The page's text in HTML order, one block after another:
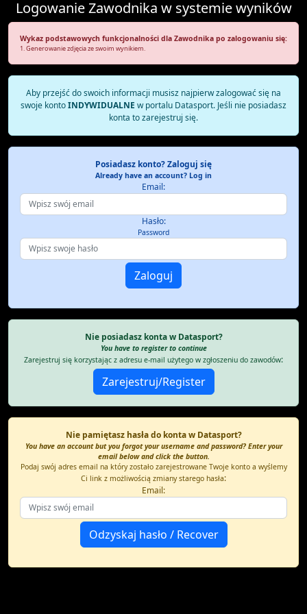
Logowanie Zawodnika w systemie wyników
Wykaz podstawowych funkcjonalności dla Zawodnika po zalogowaniu się:
1. Generowanie zdjęcia ze swoim wynikiem.
Aby przejść do swoich informacji musisz najpierw zalogować się na
swoje kontoINDYWIDUALNE w portalu Datasport. Jeśli nie posiadasz
konta to zarejestruj się.
Posiadasz konto? Zaloguj się
Already have an account? Log in
Email:
Hasło:
Password
Nie posiadasz konta w Datasport?
You have to register to continue
Zarejestruj się korzystając z adresu e-mail użytego w zgłoszeniu do zawodów:
Nie pamiętasz hasła do konta w Datasport?
You have an account but you forgot your username and password? Enter your
email below and click the button.
Podaj swój adres email na który zostało zarejestrowane Twoje konto a wyślemy
Ci link z możliwością zmiany starego hasła:
Email: